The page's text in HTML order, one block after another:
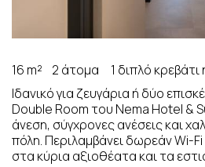
16 m² 2 άτομα
1 διπλό κρεβάτι
Ιδανικό για ζευγάρια ή δύο
Double Room του Nema Hotel &
άνεση, σύγχρονες ανέσεις και
πόλη. Περιλαμβάνει δωρεάν Wi-Fi
στα κύρια αξιοθέατα και τα